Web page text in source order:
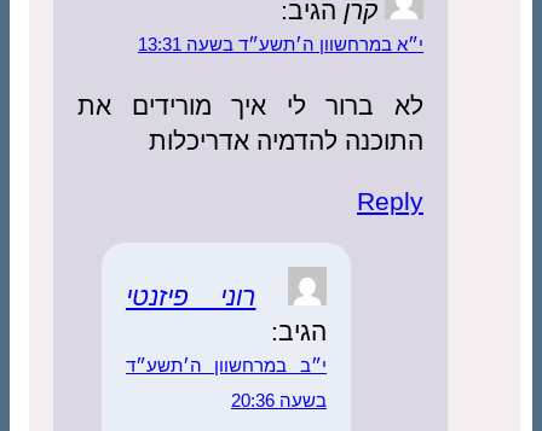
במרחשוון ה׳תשע״ד בשעה 13:31
ברור לי איך מורידים את
להדמיה אדריכלות
רוני פיזנטי
י״ב במרחשוון ה׳תשע״ד